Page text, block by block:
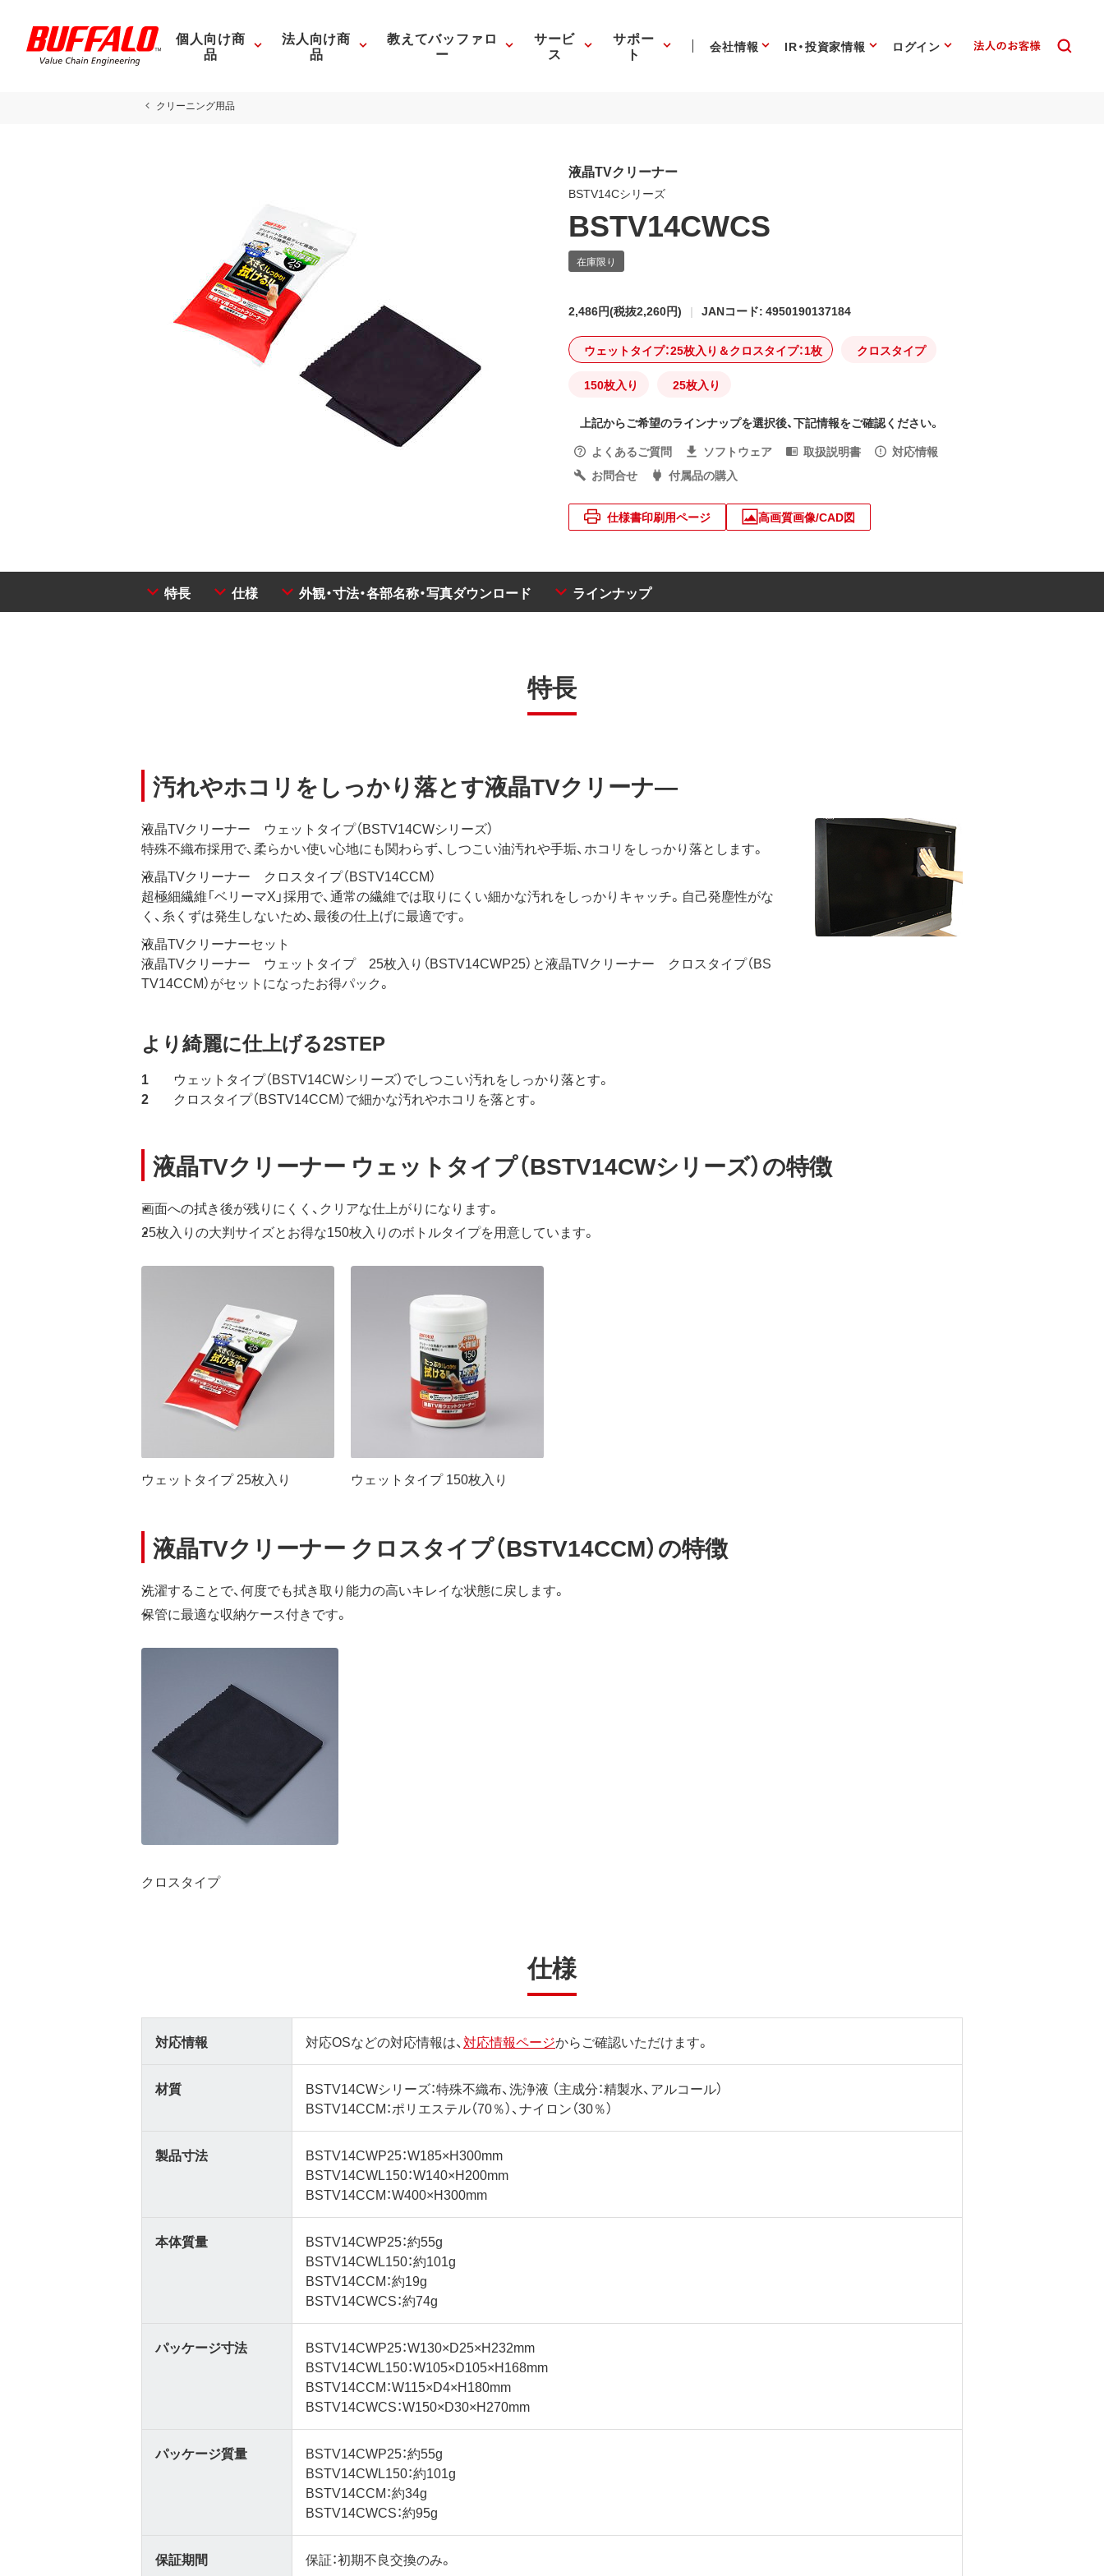
個人向け商
品
法人向け商
品
教えてバッファロ
ー
サービ
ス
サポー
ト 会社情報 IR・投資家情報 ログイン
クリーニング用品
液晶TVクリーナー
BSTV14Cシリーズ
BSTV14CWCS
2,486円(税抜2,260円) JANコード: 4950190137184
ウェットタイプ：25枚入り＆クロスタイプ：1枚 クロスタイプ
150枚入り 25枚入り
上記からご希望のラインナップを選択後、下記情報をご確認ください。
よくあるご質問
ソフトウェア 取扱説明書
対応情報
お問合せ
付属品の購入
仕様書印刷用ページ 高画質画像/CAD図
特長 仕様 外観・寸法・各部名称・写真ダウンロード ラインナップ
特長
汚れやホコリをしっかり落とす液晶TVクリーナ―
液晶TVクリーナー ウェットタイプ（BSTV14CWシリーズ）
特殊不織布採用で、柔らかい使い心地にも関わらず、しつこい油汚れや手垢、ホコリをしっかり落とします。
液晶TVクリーナー クロスタイプ（BSTV14CCM）
超極細繊維「ベリーマX」採用で、通常の繊維では取りにくい細かな汚れをしっかりキャッチ。自己発塵性がな
く、糸くずは発生しないため、最後の仕上げに最適です。
液晶TVクリーナーセット
液晶TVクリーナー ウェットタイプ 25枚入り（BSTV14CWP25）と液晶TVクリーナー クロスタイプ（BS
TV14CCM）がセットになったお得パック。
より綺麗に仕上げる2STEP
ウェットタイプ（BSTV14CWシリーズ）でしつこい汚れをしっかり落とす。
クロスタイプ（BSTV14CCM）で細かな汚れやホコリを落とす。
液晶TVクリーナー ウェットタイプ（BSTV14CWシリーズ）の特徴
画面への拭き後が残りにくく、クリアな仕上がりになります。
25枚入りの大判サイズとお得な150枚入りのボトルタイプを用意しています。
ウェットタイプ 25枚入り ウェットタイプ 150枚入り
液晶TVクリーナー クロスタイプ（BSTV14CCM）の特徴
洗濯することで、何度でも拭き取り能力の高いキレイな状態に戻します。
保管に最適な収納ケース付きです。
クロスタイプ
仕様
対応情報 対応OSなどの対応情報は、対応情報ページからご確認いただけます。
材質
BSTV14CWシリーズ：特殊不織布、洗浄液 （主成分：精製水、アルコール）
BSTV14CCM：ポリエステル（70％）、ナイロン（30％）
製品寸法
BSTV14CWP25：W185×H300mm
BSTV14CWL150：W140×H200mm
BSTV14CCM：W400×H300mm
本体質量
BSTV14CWP25：約55g
BSTV14CWL150：約101g
BSTV14CCM：約19g
BSTV14CWCS：約74g
パッケージ寸法
BSTV14CWP25：W130×D25×H232mm
BSTV14CWL150：W105×D105×H168mm
BSTV14CCM：W115×D4×H180mm
BSTV14CWCS：W150×D30×H270mm
パッケージ質量
BSTV14CWP25：約55g
BSTV14CWL150：約101g
BSTV14CCM：約34g
BSTV14CWCS：約95g
保証期間 保証：初期不良交換のみ。